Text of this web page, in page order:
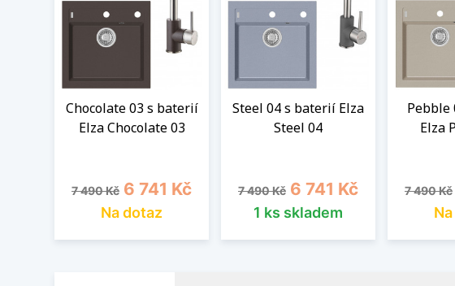
Chocolate 03 s baterií
Elza Chocolate 03
Běžná cena
7 490 Kč Cena
6 741 Kč
Na dotaz
Steel 04 s baterií Elza
Steel 04
Běžná cena
7 490 Kč Cena
6 741 Kč
1 ks skladem
Pebble
Elza
Běžná
7 490 Kč